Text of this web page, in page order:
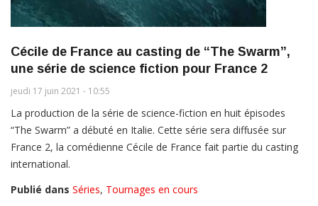
Cécile de France au casting de “The Swarm”,
une série de science fiction pour France 2
jeudi 17 juin 2021 - 10:55
La production de la série de science-fiction en huit épisodes
“The Swarm” a débuté en Italie. Cette série sera diffusée sur
France 2, la comédienne Cécile de France fait partie du casting
international.
Publié dans Séries, Tournages en cours